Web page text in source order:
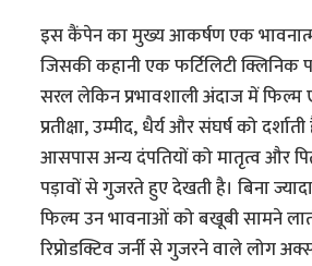
इस कैंपेन का मुख्य आकर्षण एक
जिसकी कहानी एक फर्टिलिटी क्लिनिक
सरल लेकिन प्रभावशाली अंदाज में फिल्म
प्रतीक्षा, उम्मीद, धैर्य और संघर्ष को
आसपास अन्य दंपतियों को मातृत्व और
पड़ावों से गुजरते हुए देखती है। बिना
फिल्म उन भावनाओं को बखूबी सामने
रिप्रोडक्टिव जर्नी से गुजरने वाले लोग